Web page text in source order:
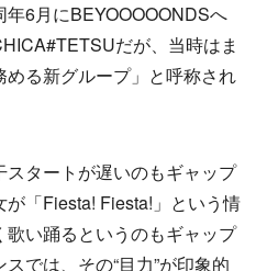
6月にBEYOOOOONDSへ
だが、当時はま
る新グループ」と呼称され
タートが遅いのもギャップ
「Fiesta! Fiesta!」という情
い踊るというのもギャップ
では、その“目力”が印象的